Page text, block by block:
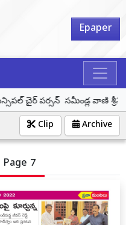
Epaper
చైర్ పర్సన్ సమీండ్ల వాణి శ్రీనివాస్
Archive
Clip
Page 7